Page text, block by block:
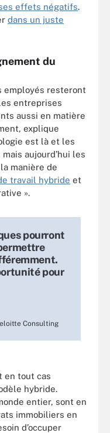
effets négatifs.
dans un juste
du
employés resteront
entreprises
aussi en matière
explique
est là et les
aujourd’hui les
manière de
travail hybride et
».
pourront
pour
Consulting
en tout cas
hybride.
entier, sont en
immobiliers en
d’occuper